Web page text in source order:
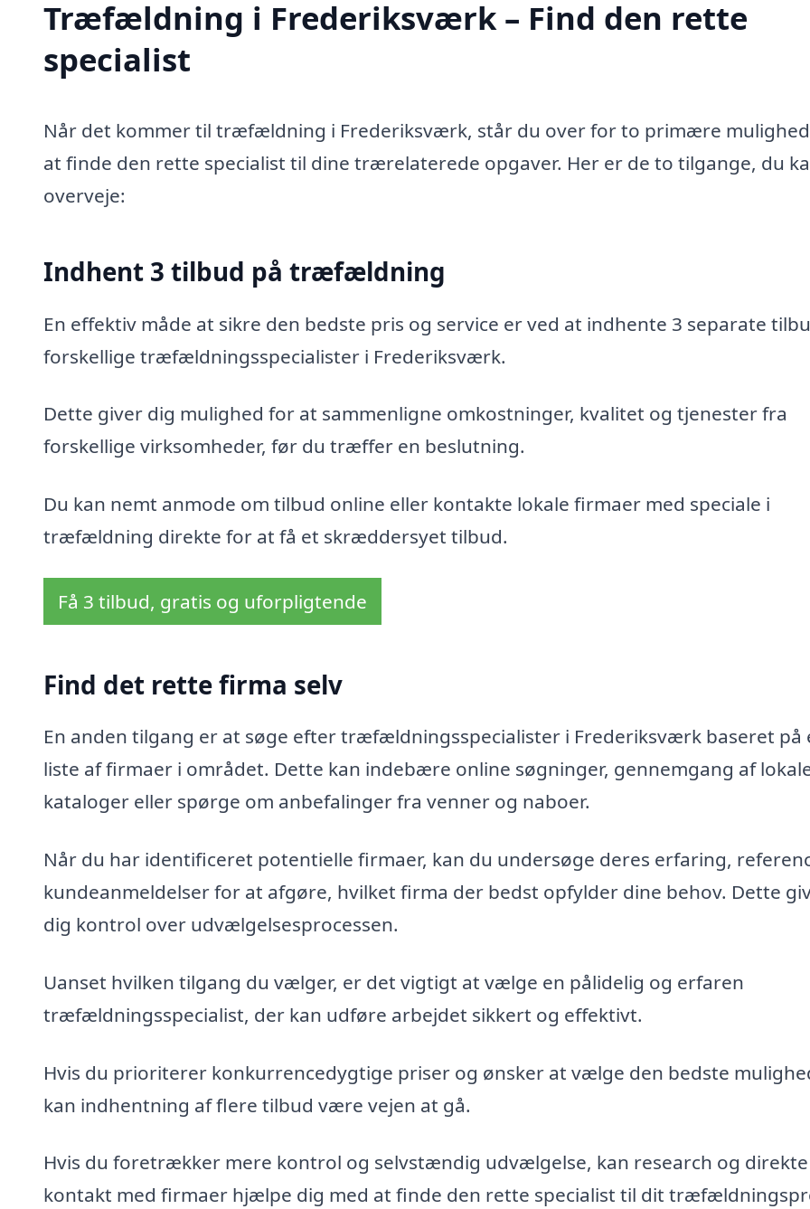
Træfældning i Frederiksværk – Find den rette
specialist
Når det kommer til træfældning i Frederiksværk, står du over for to primære
at finde den rette specialist til dine trærelaterede opgaver. Her er de to tilgange, du
overveje:
Indhent 3 tilbud på træfældning
En effektiv måde at sikre den bedste pris og service er ved at indhente 3 separate
forskellige træfældningsspecialister i Frederiksværk.
Dette giver dig mulighed for at sammenligne omkostninger, kvalitet og tjenester fra
forskellige virksomheder, før du træffer en beslutning.
Du kan nemt anmode om tilbud online eller kontakte lokale firmaer med speciale i
træfældning direkte for at få et skræddersyet tilbud.
Få 3 tilbud, gratis og uforpligtende
Find det rette firma selv
En anden tilgang er at søge efter træfældningsspecialister i Frederiksværk baseret på
liste af firmaer i området. Dette kan indebære online søgninger, gennemgang af
kataloger eller spørge om anbefalinger fra venner og naboer.
Når du har identificeret potentielle firmaer, kan du undersøge deres erfaring,
kundeanmeldelser for at afgøre, hvilket firma der bedst opfylder dine behov. Dette
dig kontrol over udvælgelsesprocessen.
Uanset hvilken tilgang du vælger, er det vigtigt at vælge en pålidelig og erfaren
træfældningsspecialist, der kan udføre arbejdet sikkert og effektivt.
Hvis du prioriterer konkurrencedygtige priser og ønsker at vælge den bedste
kan indhentning af flere tilbud være vejen at gå.
Hvis du foretrækker mere kontrol og selvstændig udvælgelse, kan research og direkte
kontakt med firmaer hjælpe dig med at finde den rette specialist til dit